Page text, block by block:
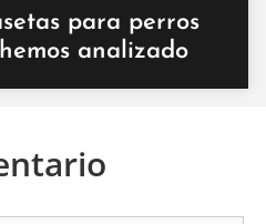
para perros
analizado